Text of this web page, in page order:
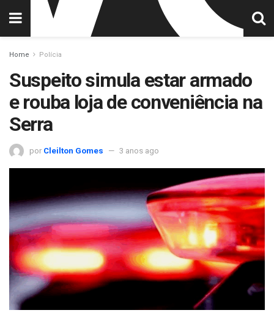
Home Polícia
Suspeito simula estar armado
e rouba loja de conveniência na
Serra
por Cleilton Gomes 3 anos ago